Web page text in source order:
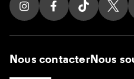
Suivez nous sur
Suivez nous sur
Suivez
Nous contacterNous